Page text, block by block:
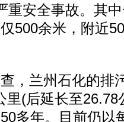
重安全事故。其
500余米，附近
兰州石化的排
里(后延长至26.78
多年。目前仍以